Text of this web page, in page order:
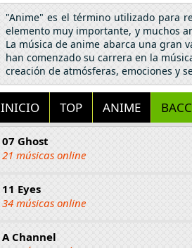
"Anime" es el término utilizado para
elemento muy importante, y muchos
La música de anime abarca una gran
han comenzado su carrera en la
creación de atmósferas, emociones y
INICIO TOP ANIME
07 Ghost
21 músicas online
11 Eyes
34 músicas online
A Channel